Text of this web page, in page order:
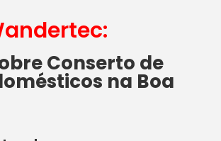
Conserto de
na Boa